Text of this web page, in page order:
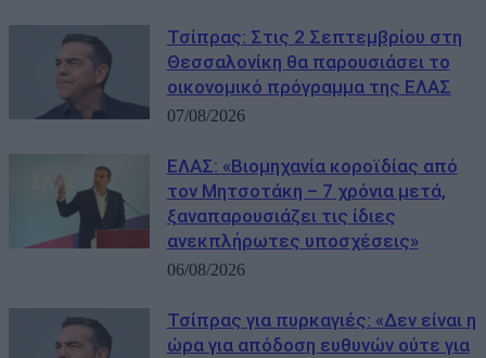
Τσίπρας: Στις 2 Σεπτεμβρίου στη
Θεσσαλονίκη θα παρουσιάσει το
οικονομικό πρόγραμμα της ΕΛΑΣ
07/08/2026
ΕΛΑΣ: «Βιομηχανία κοροϊδίας από
τον Μητσοτάκη – 7 χρόνια μετά,
ξαναπαρουσιάζει τις ίδιες
ανεκπλήρωτες υποσχέσεις»
06/08/2026
Τσίπρας για πυρκαγιές: «Δεν είναι η
ώρα για απόδοση ευθυνών ούτε για